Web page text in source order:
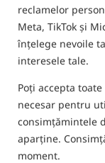
reclamelor
Meta, TikTok și
înțelege nevoile
interesele tale.
Poți accepta
necesar pentru
consimțămintele
aparține.
moment.
Nu există